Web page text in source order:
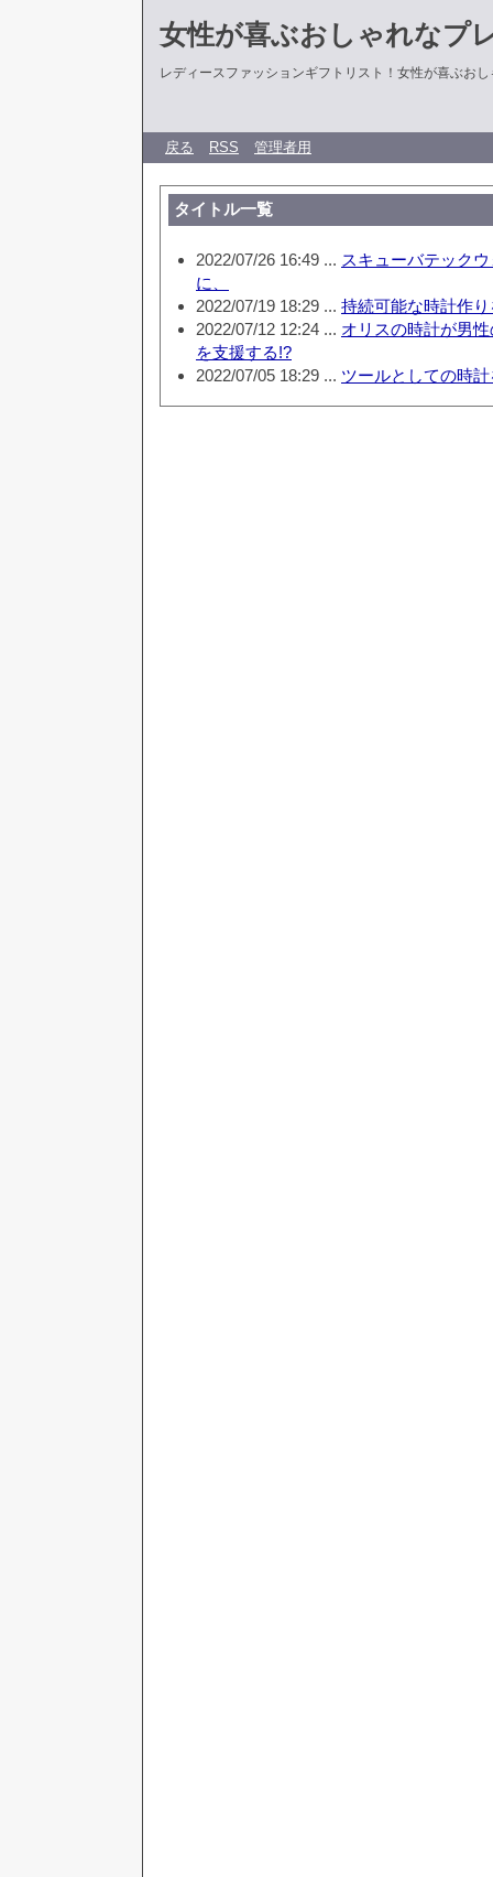
女性が喜ぶおしゃれなプ
レディースファッションギフトリスト！女性が喜ぶお
戻る RSS 管理者用
タイトル一覧
2022/07/26 16:49 ... スキューバテック
に、
2022/07/19 18:29 ... 持続可能な時計作
2022/07/12 12:24 ... オリスの時計が男
を支援する!?
2022/07/05 18:29 ... ツールとしての時